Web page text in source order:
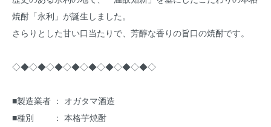
焼酎「永利」が誕生しました。
さらりとした甘い口当たりで、芳醇な香りの旨口の焼酎です。
◇◆◇◆◇◆◇◆◇◆◇◆◇◆◇◆◇
■製造業者 ： オガタマ酒造
■種別 ： 本格芋焼酎